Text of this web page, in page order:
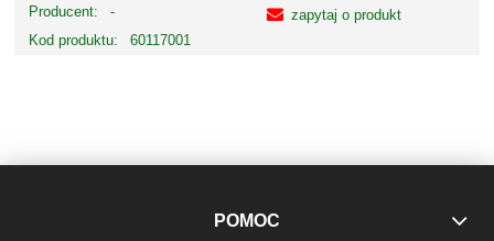
Producent:
-
Kod produktu:
60117001
zapytaj o produkt
POMOC